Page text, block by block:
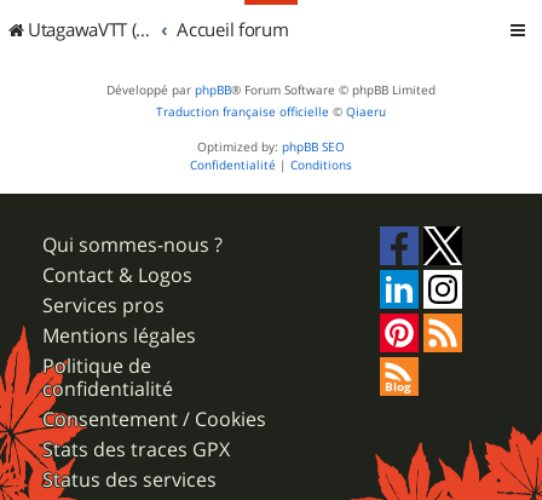
UtagawaVTT (Randos VTT et VTTAE avec traces GPS) Accueil forum
Développé par phpBB® Forum Software © phpBB Limited
Traduction française officielle © Qiaeru
Optimized by: phpBB SEO
Confidentialité | Conditions
Qui sommes-nous ?
Contact & Logos
Services pros
Mentions légales
Politique de
confidentialité
Consentement / Cookies
Stats des traces GPX
Status des services